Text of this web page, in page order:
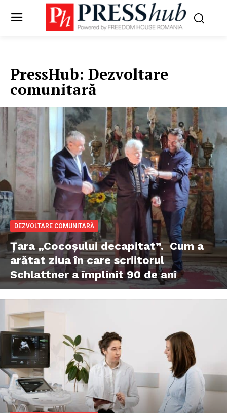
PressHub: Dezvoltare
comunitară
DEZVOLTARE COMUNITARĂ
Țara „Cocoșului decapitat”. Cum a
arătat ziua în care scriitorul
Schlattner a împlinit 90 de ani